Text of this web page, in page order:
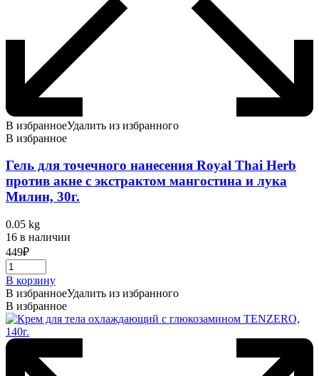
В избранноеУдалить из избранного
В избранное
Гель для точечного нанесения Royal Thai Herb
против акне с экстрактом мангостина и лука
Милин, 30г.
0.05 kg
16 в наличии
449₽
В корзину
В избранноеУдалить из избранного
В избранное